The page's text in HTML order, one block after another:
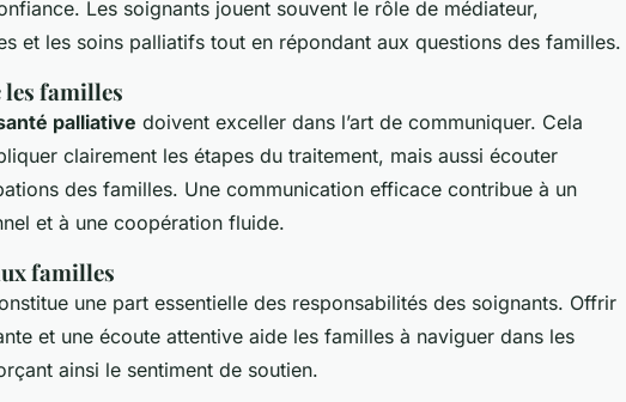
Les soignants jouent souvent le rôle de médiateur,
et les soins palliatifs tout en répondant aux questions des familles.
familles
palliative doivent exceller dans l’art de communiquer. Cela
clairement les étapes du traitement, mais aussi écouter
des familles. Une communication efficace contribue à un
et à une coopération fluide.
familles
une part essentielle des responsabilités des soignants. Offrir
et une écoute attentive aide les familles à naviguer dans les
ainsi le sentiment de soutien.